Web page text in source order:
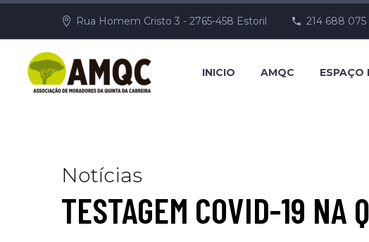
Rua Homem Cristo 3 - 2765-458 Estoril 214 688 075
INICIO AMQC ESPAÇO
Notícias
TESTAGEM COVID-19 NA